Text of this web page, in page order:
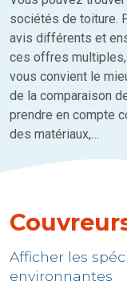
sociétés de toiture.
avis différents et
ces offres
vous convient le
de la comparaison
prendre en compte
des matériaux,…
Afficher les
environnantes